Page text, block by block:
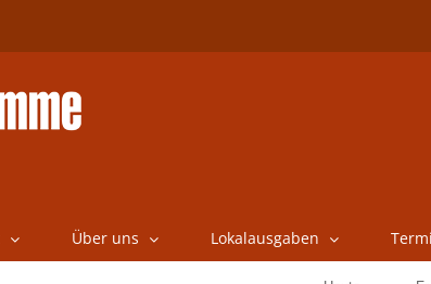
Über uns Lokalausgaben